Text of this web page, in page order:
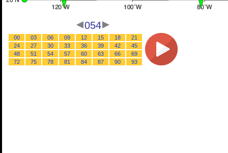
054
00 03 06 09 12 15 18
21
24
27 30 33 36 39 42
45
48
51 54 57 60 63 66
69
72
75 78 81 84 87 90 93